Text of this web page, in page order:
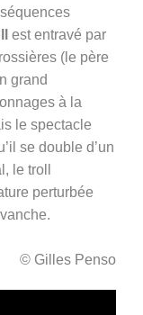
est entravé par
(le père
grand
à la
le spectacle
se double d’un
le troll
perturbée
© Gilles Penso